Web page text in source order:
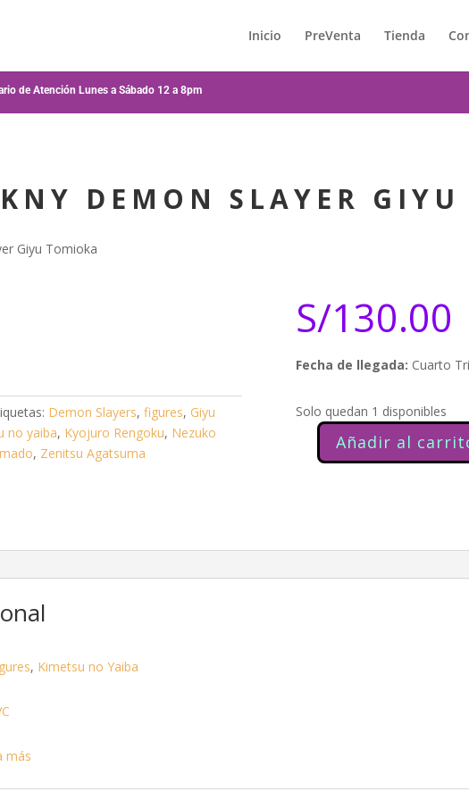
Inicio PreVenta Tienda
de Atención Lunes a Sábado 12 a 8pm
DEMON SLAYER
Giyu Tomioka
Demon Slayers,figures, Giyu
no yaiba, Kyojuro Rengoku, Nezuko
, Zenitsu Agatsuma
S/130.00
Fecha de llegada: Cuarto
Solo quedan 1 disponibles
Slayer
Tomioka
cantidad
Añadir al
, Kimetsu no Yaiba
más